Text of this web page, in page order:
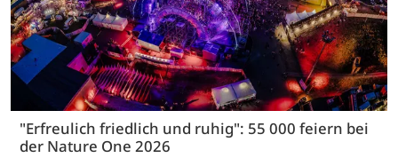
"Erfreulich friedlich und ruhig": 55 000 feiern bei
der Nature One 2026